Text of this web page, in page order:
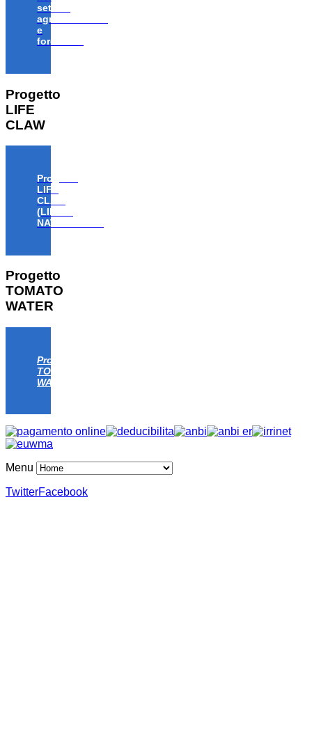
settore
agroalimentare
e
forestale”
Progetto
LIFE
CLAW
Progetto
LIFE
CLAW
(LIFE18
NAT/IT/000806)
Progetto
TOMATO
WATER
Progetto
TOMATO
WATER
Menu
TwitterFacebook